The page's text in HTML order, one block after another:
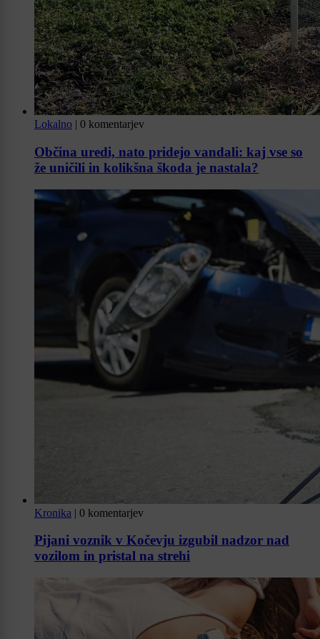
Lokalno | 0 komentarjev
Občina uredi, nato pridejo vandali: kaj vse so
že uničili in kolikšna škoda je nastala?
Kronika | 0 komentarjev
Pijani voznik v Kočevju izgubil nadzor nad
vozilom in pristal na strehi